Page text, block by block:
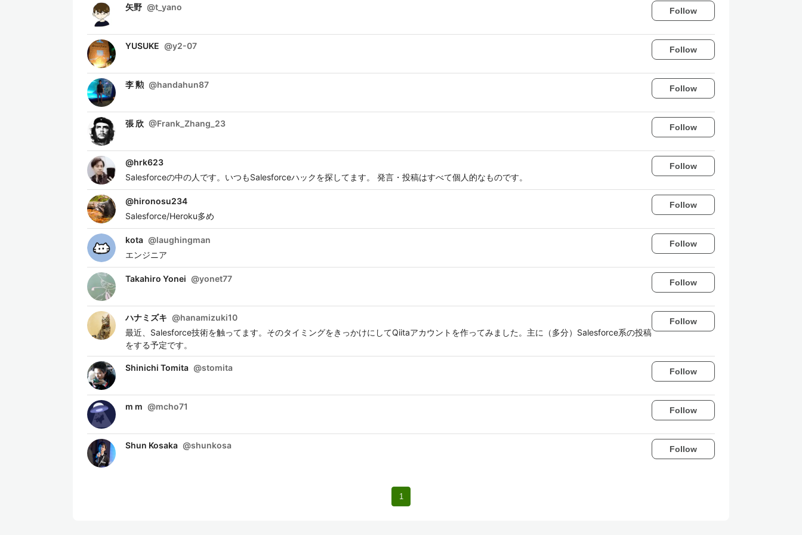
矢野 @t_yano Follow
YUSUKE @y2-07 Follow
李 勲 @handahun87 Follow
張 欣 @Frank_Zhang_23 Follow
@hrk623
Salesforceの中の人です。いつもSalesforceハックを探してます。 発言・投稿はすべて個人的なものです。
Follow
@hironosu234
Salesforce/Heroku多め
Follow
kota @laughingman
エンジニア
Follow
Takahiro Yonei @yonet77 Follow
ハナミズキ @hanamizuki10
最近、Salesforce技術を触ってます。そのタイミングをきっかけにしてQiitaアカウントを作ってみました。主に（多分）Salesforce系の投稿
をする予定です。
Follow
Shinichi Tomita @stomita Follow
m m @mcho71 Follow
Shun Kosaka @shunkosa Follow
1